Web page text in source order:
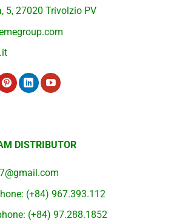
5, 27020 Trivolzio PV
DISTRIBUTOR
(+84) 967.393.112
(+84) 97.288.1852